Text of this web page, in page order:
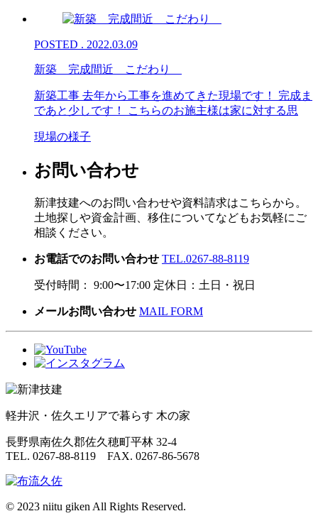
POSTED . 2022.03.09
新築 完成間近 こだわり
新築工事 去年から工事を進めてきた現場です！ 完成ま
であと少しです！ こちらのお施主様は家に対する思
現場の様子
お問い合わせ
新津技建へのお問い合わせや資料請求はこちらから。
土地探しや資金計画、移住についてなどもお気軽にご
相談ください。
お電話でのお問い合わせ TEL.0267-88-8119
受付時間： 9:00〜17:00 定休日：土日・祝日
メールお問い合わせ MAIL FORM
軽井沢・佐久エリアで暮らす 木の家
長野県南佐久郡佐久穂町平林 32-4
TEL. 0267-88-8119 FAX. 0267-86-5678
© 2023 niitu giken All Rights Reserved.